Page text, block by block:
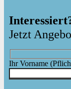
Jetzt
Ihr Vorname